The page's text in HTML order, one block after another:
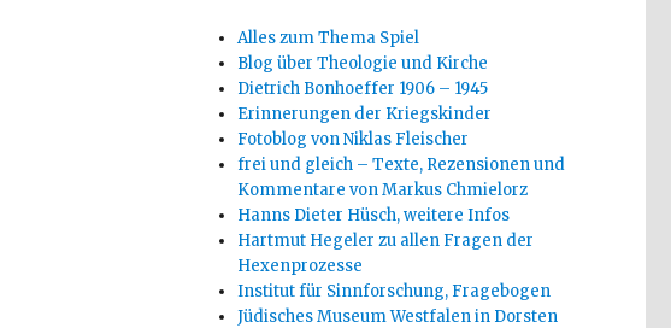
Alles zum Thema Spiel
Blog über Theologie und Kirche
Dietrich Bonhoeffer 1906 – 1945
Erinnerungen der Kriegskinder
Fotoblog von Niklas Fleischer
frei und gleich – Texte, Rezensionen und
Kommentare von Markus Chmielorz
Hanns Dieter Hüsch, weitere Infos
Hartmut Hegeler zu allen Fragen der
Hexenprozesse
Institut für Sinnforschung, Fragebogen
Jüdisches Museum Westfalen in Dorsten